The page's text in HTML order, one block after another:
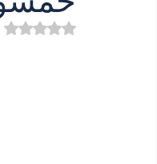
Petites Annonces مبوب
تم